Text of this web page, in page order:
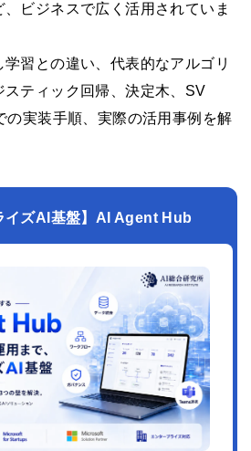
ビジネスで広く活用されていま
習との違い、代表的なアルゴリ
スティック回帰、決定木、SV
の実装手順、実際の活用事例を解
イズAI基盤】AI Agent Hub